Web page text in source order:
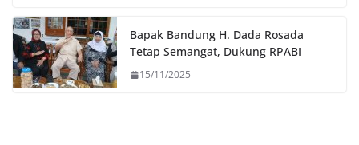
Bapak Bandung H. Dada Rosada
Tetap Semangat, Dukung RPABI
15/11/2025